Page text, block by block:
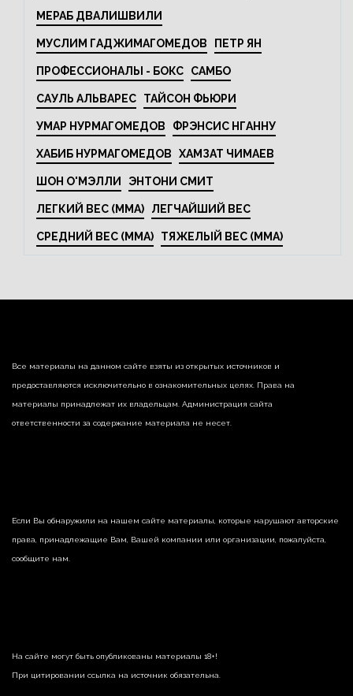
МЕРАБ ДВАЛИШВИЛИ
МУСЛИМ ГАДЖИМАГОМЕДОВ ПЕТР ЯН
ПРОФЕССИОНАЛЫ - БОКС САМБО
САУЛЬ АЛЬВАРЕС ТАЙСОН ФЬЮРИ
УМАР НУРМАГОМЕДОВ ФРЭНСИС НГАННУ
ХАБИБ НУРМАГОМЕДОВ ХАМЗАТ ЧИМАЕВ
ШОН О'МЭЛЛИ ЭНТОНИ СМИТ
ЛЕГКИЙ ВЕС (MMA) ЛЕГЧАЙШИЙ ВЕС
СРЕДНИЙ ВЕС (MMA) ТЯЖЕЛЫЙ ВЕС (MMA)
Все материалы на данном сайте взяты из открытых источников и
предоставляются исключительно в ознакомительных целях. Права на
материалы принадлежат их владельцам. Администрация сайта
ответственности за содержание материала не несет.
Если Вы обнаружили на нашем сайте материалы, которые нарушают авторские
права, принадлежащие Вам, Вашей компании или организации, пожалуйста,
сообщите нам.
На сайте могут быть опубликованы материалы 18+!
При цитировании ссылка на источник обязательна.